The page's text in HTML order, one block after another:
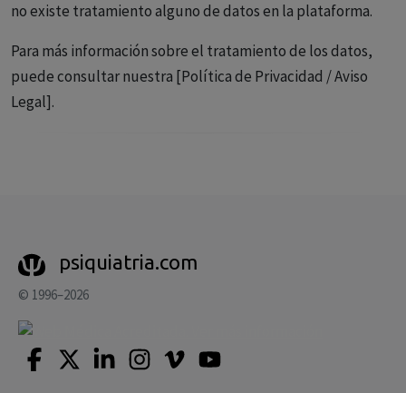
no existe tratamiento alguno de datos en la plataforma.
Para más información sobre el tratamiento de los datos,
puede consultar nuestra [Política de Privacidad / Aviso
Legal].
psiquiatria.com
© 1996–2026